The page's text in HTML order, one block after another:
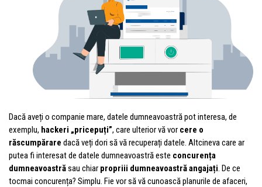
Dacă aveți o companie mare, datele dumneavoastră pot interesa, de
exemplu, hackeri „pricepuți”, care ulterior vă vor cere o
răscumpărare dacă veți dori să vă recuperați datele. Altcineva care ar
putea fi interesat de datele dumneavoastră este concurența
dumneavoastrăsau chiar propriii dumneavoastră angajați. De ce
tocmai concurența? Simplu. Fie vor să vă cunoască planurile de afaceri,